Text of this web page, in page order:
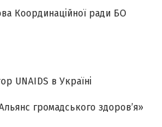
Координаційної ради БО
UNAIDS в Україні
громадського здоров’я»